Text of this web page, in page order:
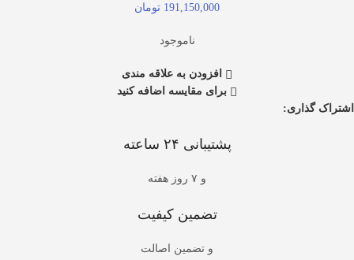
191,150,000 تومان
ناموجود
افزودن به علاقه مندی
برای مقایسه اضافه کنید
اشتراک گذاری:
پشتیبانی ۲۴ ساعته
و ۷ روز هفته
تضمین کیفیت
و تضمین اصالت